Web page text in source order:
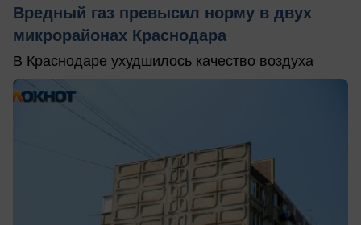
Вредный газ превысил норму в двух
микрорайонах Краснодара
В Краснодаре ухудшилось качество воздуха